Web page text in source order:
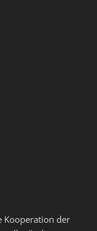
Kooperation der